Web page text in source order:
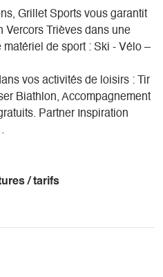
Grillet Sports vous garantit
Vercors Trièves dans une
de sport : Ski - Vélo –
vos activités de loisirs : Tir
Biathlon, Accompagnement
Partner Inspiration
/ tarifs